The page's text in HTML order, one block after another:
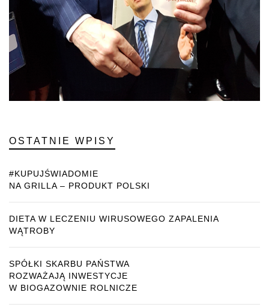
OSTATNIE WPISY
#KUPUJŚWIADOMIE
NA GRILLA – PRODUKT POLSKI
DIETA W LECZENIU WIRUSOWEGO ZAPALENIA
WĄTROBY
SPÓŁKI SKARBU PAŃSTWA
ROZWAŻAJĄ INWESTYCJE
W BIOGAZOWNIE ROLNICZE